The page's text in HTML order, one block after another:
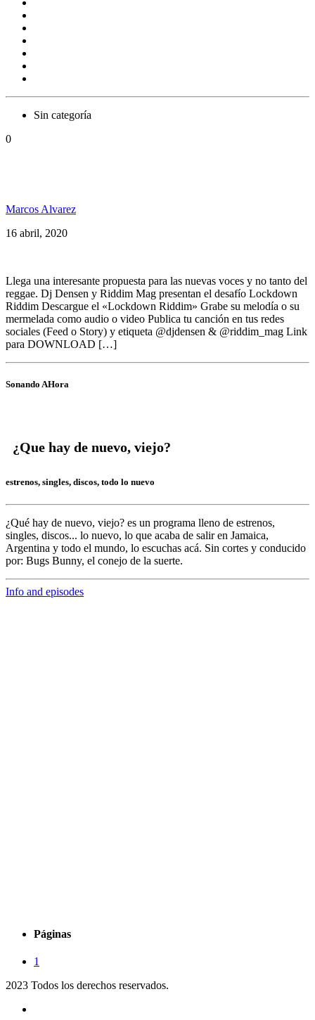
Sin categoría
0
Marcos Alvarez
16 abril, 2020
Llega una interesante propuesta para las nuevas voces y no tanto del
reggae. Dj Densen y Riddim Mag presentan el desafío Lockdown
Riddim Descargue el «Lockdown Riddim» Grabe su melodía o su
mermelada como audio o video Publica tu canción en tus redes
sociales (Feed o Story) y etiqueta @djdensen & @riddim_mag Link
para DOWNLOAD […]
Sonando AHora
¿Que hay de nuevo, viejo?
estrenos, singles, discos, todo lo nuevo
¿Qué hay de nuevo, viejo? es un programa lleno de estrenos,
singles, discos... lo nuevo, lo que acaba de salir en Jamaica,
Argentina y todo el mundo, lo escuchas acá. Sin cortes y conducido
por: Bugs Bunny, el conejo de la suerte.
Info and episodes
Páginas
1
2023 Todos los derechos reservados.